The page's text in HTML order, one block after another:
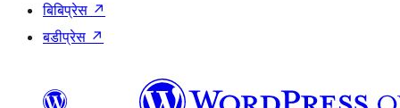
बिबिप्रेस ↗
बडीप्रेस ↗